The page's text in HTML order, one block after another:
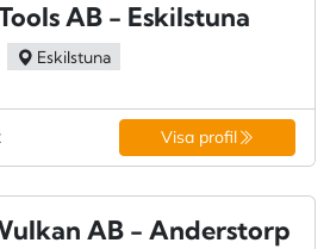
AB - Eskilstuna
Eskilstuna
Visa profil
AB - Anderstorp